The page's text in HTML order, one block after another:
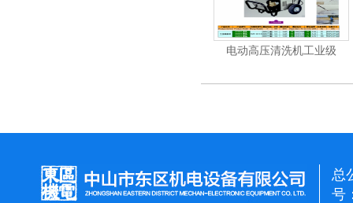
电动高压清洗机工业级
总
号